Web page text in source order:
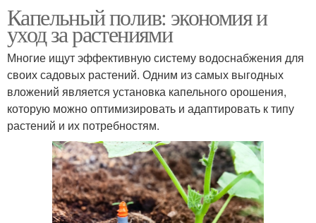
Капельный полив: экономия и
уход за растениями
Многие ищут эффективную систему водоснабжения для
своих садовых растений. Одним из самых выгодных
вложений является установка капельного орошения,
которую можно оптимизировать и адаптировать к типу
растений и их потребностям.